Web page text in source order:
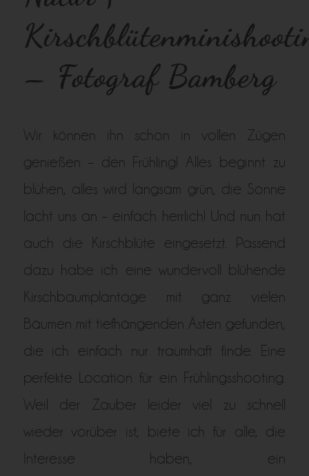
– Fotograf Bamberg
Wir können ihn schon in vollen Zügen
genießen – den Frühling! Alles beginnt zu
blühen, alles wird langsam grün, die Sonne
lacht uns an – einfach herrlich! Und nun hat
auch die Kirschblüte eingesetzt. Passend
dazu habe ich eine wundervoll blühende
Kirschbaumplantage mit ganz vielen
Bäumen mit tiefhängenden Ästen gefunden,
die ich einfach nur traumhaft finde. Eine
perfekte Location für ein Frühlingsshooting.
Weil der Zauber leider viel zu schnell
wieder vorüber ist, biete ich für alle, die
Interesse haben, ein